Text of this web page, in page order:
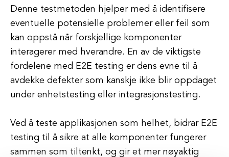
Denne testmetoden hjelper med å identifisere
eventuelle potensielle problemer eller feil som
kan oppstå når forskjellige komponenter
interagerer med hverandre. En av de viktigste
fordelene med E2E testing er dens evne til å
avdekke defekter som kanskje ikke blir oppdaget
under enhetstesting eller integrasjonstesting.
Ved å teste applikasjonen som helhet, bidrar E2E
testing til å sikre at alle komponenter fungerer
sammen som tiltenkt, og gir et mer nøyaktig